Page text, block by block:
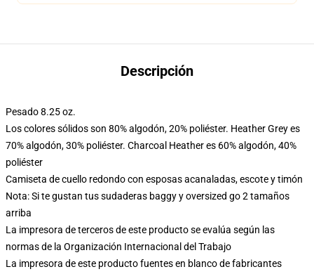
Descripción
Pesado 8.25 oz.
Los colores sólidos son 80% algodón, 20% poliéster. Heather Grey es
70% algodón, 30% poliéster. Charcoal Heather es 60% algodón, 40%
poliéster
Camiseta de cuello redondo con esposas acanaladas, escote y timón
Nota: Si te gustan tus sudaderas baggy y oversized go 2 tamaños
arriba
La impresora de terceros de este producto se evalúa según las
normas de la Organización Internacional del Trabajo
La impresora de este producto fuentes en blanco de fabricantes